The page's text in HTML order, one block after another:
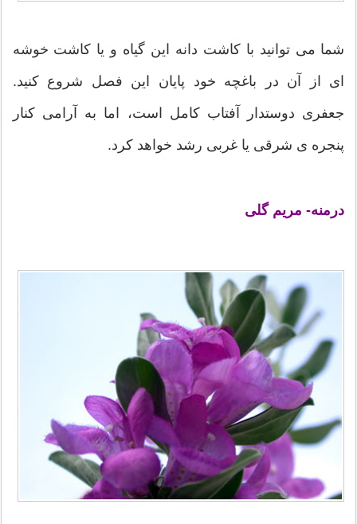
شما می توانید با کاشت دانه این گیاه و یا کاشت خوشه
ای از آن در باغچه خود پایان این فصل شروع کنید.
جعفری دوستدار آفتاب کامل است، اما به آرامی کنار
پنجره ی شرقی یا غربی رشد خواهد کرد.
درمنه- مریم گلی